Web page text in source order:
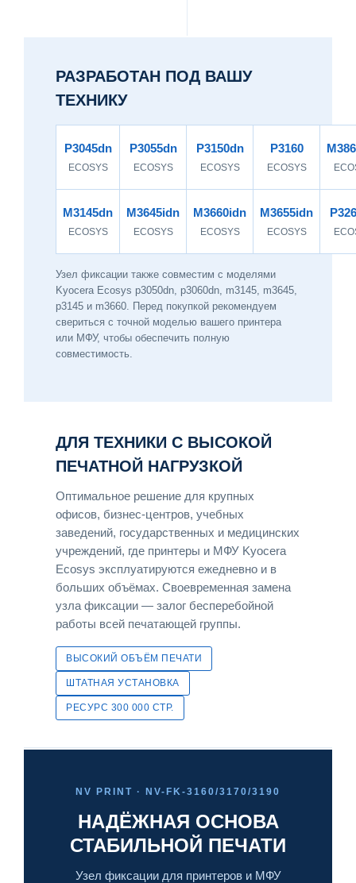
РАЗРАБОТАН ПОД ВАШУ
ТЕХНИКУ
P3045dn
ECOSYS
P3055dn
ECOSYS
P3150dn
ECOSYS
P3160
ECOSYS
M3145dn
ECOSYS
M3645idn
ECOSYS
M3660idn
ECOSYS
M3655idn
ECOSYS
Узел фиксации также совместим с моделями
Kyocera Ecosys p3050dn, p3060dn, m3145, m3645,
p3145 и m3660. Перед покупкой рекомендуем
свериться с точной моделью вашего принтера
или МФУ, чтобы обеспечить полную
совместимость.
ДЛЯ ТЕХНИКИ С ВЫСОКОЙ
ПЕЧАТНОЙ НАГРУЗКОЙ
Оптимальное решение для крупных
офисов, бизнес-центров, учебных
заведений, государственных и медицинских
учреждений, где принтеры и МФУ Kyocera
Ecosys эксплуатируются ежедневно и в
больших объёмах. Своевременная замена
узла фиксации — залог бесперебойной
работы всей печатающей группы.
ВЫСОКИЙ ОБЪЁМ ПЕЧАТИ
ШТАТНАЯ УСТАНОВКА
РЕСУРС 300 000 СТР.
NV PRINT · NV-FK-3160/3170/3190
НАДЁЖНАЯ ОСНОВА
СТАБИЛЬНОЙ ПЕЧАТИ
Узел фиксации для принтеров и МФУ